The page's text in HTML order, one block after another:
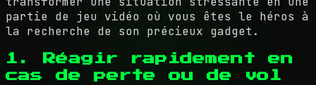
partie de jeu vidéo où vous êtes le héros à
la recherche de son précieux gadget.
1. Réagir rapidement en
cas de perte ou de vol